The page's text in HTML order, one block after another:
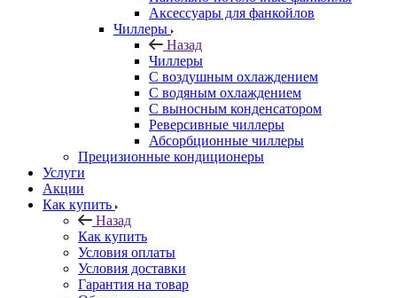
Аксессуары для фанкойлов
Чиллеры
Назад
Чиллеры
С воздушным охлаждением
С водяным охлаждением
С выносным конденсатором
Реверсивные чиллеры
Абсорбционные чиллеры
Прецизионные кондиционеры
Услуги
Акции
Как купить
Назад
Как купить
Условия оплаты
Условия доставки
Гарантия на товар